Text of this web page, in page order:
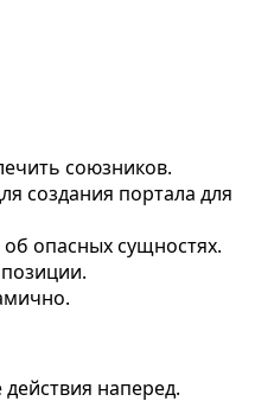
союзников.
создания портала для
опасных сущностях.
наперед.